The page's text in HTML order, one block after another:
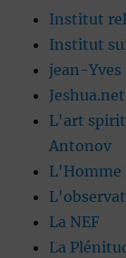
Institut
Institut
jean-Yves
Jeshua.net
L'art
Antonov
L'Homme
La NEF
La